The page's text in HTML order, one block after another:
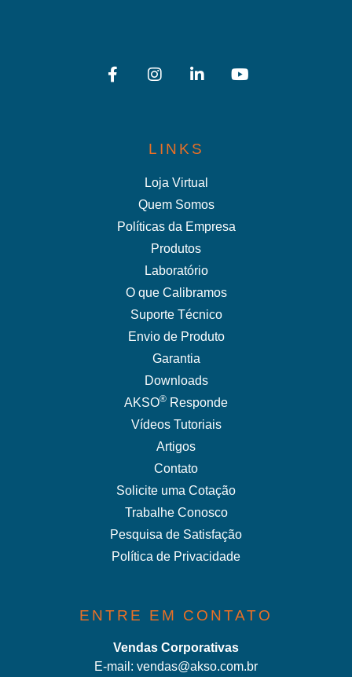
LINKS
Loja Virtual
Quem Somos
Políticas da Empresa
Produtos
Laboratório
O que Calibramos
Suporte Técnico
Envio de Produto
Garantia
Downloads
AKSO® Responde
Vídeos Tutoriais
Artigos
Contato
Solicite uma Cotação
Trabalhe Conosco
Pesquisa de Satisfação
Política de Privacidade
ENTRE EM CONTATO
Vendas Corporativas
E-mail: vendas@akso.com.br